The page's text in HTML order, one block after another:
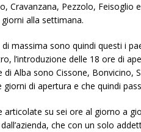
Cravanzana, Pezzolo, Feisoglio
alla settimana.
massima sono quindi questi i
l’introduzione delle 18 ore di
di Alba sono Cissone, Bonvicino,
di apertura e che quindi
articolate su sei ore al giorno a
che con un solo